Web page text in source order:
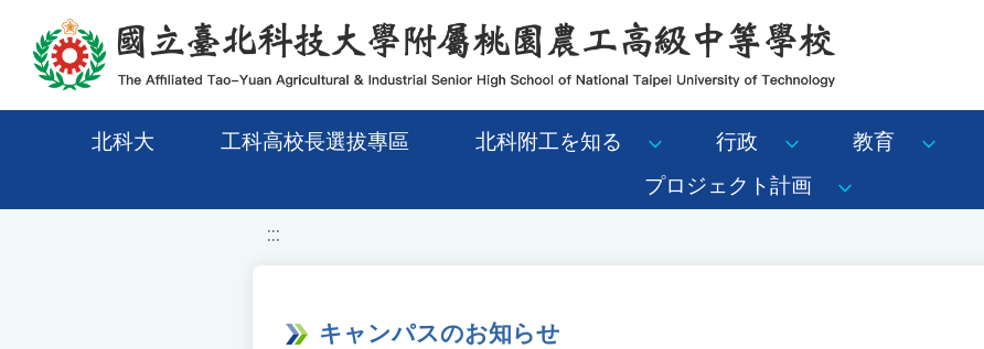
移至網頁之主要內容區位置
北科大 工科高校長選拔專區 北科附工を知る 行政 教育
プロジェクト計画
:::
キャンパスのお知らせ